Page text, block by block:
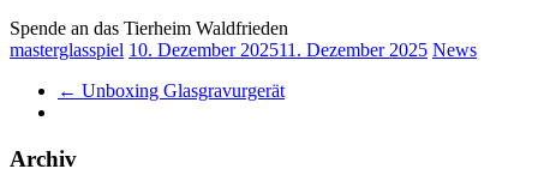
Spende an das Tierheim Waldfrieden
masterglasspiel 10. Dezember 202511. Dezember 2025 News
← Unboxing Glasgravurgerät
Archiv